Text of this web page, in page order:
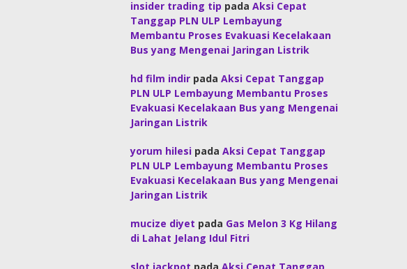
insider trading tip padaAksi Cepat
Tanggap PLN ULP Lembayung
Membantu Proses Evakuasi Kecelakaan
Bus yang Mengenai Jaringan Listrik
hd film indir padaAksi Cepat Tanggap
PLN ULP Lembayung Membantu Proses
Evakuasi Kecelakaan Bus yang Mengenai
Jaringan Listrik
yorum hilesi padaAksi Cepat Tanggap
PLN ULP Lembayung Membantu Proses
Evakuasi Kecelakaan Bus yang Mengenai
Jaringan Listrik
mucize diyet pada Gas Melon 3 Kg Hilang
di Lahat Jelang Idul Fitri